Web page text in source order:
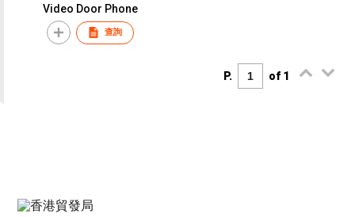
Video Door Phone
查詢
P. of 1